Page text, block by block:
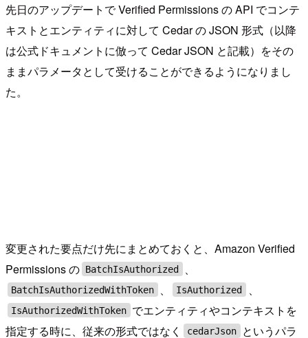
先日のアップデートで Verified Permissions の API でコンテ
キストとエンティティに対して Cedar の JSON 形式（以降
は公式ドキュメントに倣って Cedar JSON と記載）をその
ままパラメータとして受けることができるようになりまし
た。
変更された要点だけ先にまとめておくと、Amazon Verified
Permissions の BatchIsAuthorized
BatchIsAuthorizedWithToken IsAuthorized
IsAuthorizedWithToken でエンティティやコンテキストを
指定する時に、従来の形式ではなく
cedarJson
というパラ